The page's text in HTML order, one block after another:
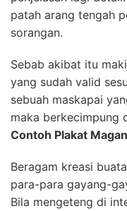
patah arang tengah
sorangan.
Sebab akibat itu
yang sudah valid
sebuah maskapai
maka berkecimpung
Contoh Plakat
Beragam kreasi
para-para gayang-
Bila mengeteng di